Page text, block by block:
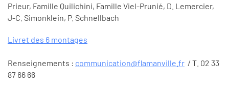
Prieur, Famille Quilichini, Famille Viel-Prunié, D. Lemercier,
J-C. Simonklein, P. Schnellbach
Livret des 6 montages
Renseignements : communication@flamanville.fr / T. 02 33
87 66 66